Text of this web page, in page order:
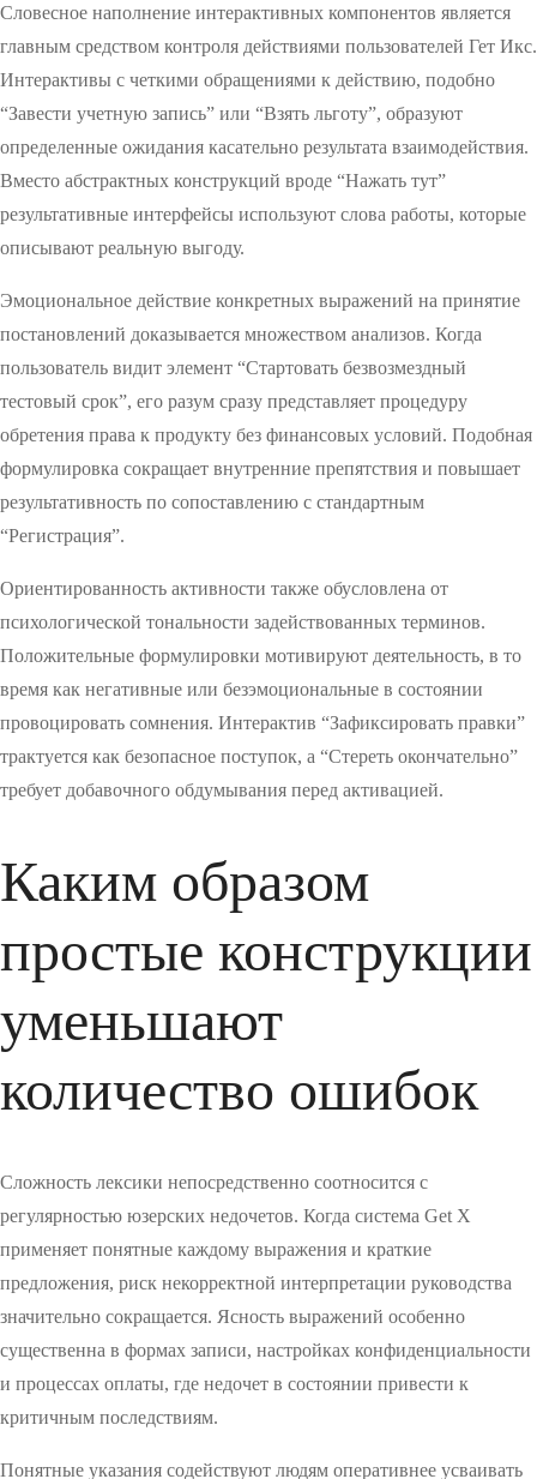
Словесное наполнение интерактивных компонентов является
главным средством контроля действиями пользователей Гет Икс.
Интерактивы с четкими обращениями к действию, подобно
“Завести учетную запись” или “Взять льготу”, образуют
определенные ожидания касательно результата взаимодействия.
Вместо абстрактных конструкций вроде “Нажать тут”
результативные интерфейсы используют слова работы, которые
описывают реальную выгоду.
Эмоциональное действие конкретных выражений на принятие
постановлений доказывается множеством анализов. Когда
пользователь видит элемент “Стартовать безвозмездный
тестовый срок”, его разум сразу представляет процедуру
обретения права к продукту без финансовых условий. Подобная
формулировка сокращает внутренние препятствия и повышает
результативность по сопоставлению с стандартным
“Регистрация”.
Ориентированность активности также обусловлена от
психологической тональности задействованных терминов.
Положительные формулировки мотивируют деятельность, в то
время как негативные или безэмоциональные в состоянии
провоцировать сомнения. Интерактив “Зафиксировать правки”
трактуется как безопасное поступок, а “Стереть окончательно”
требует добавочного обдумывания перед активацией.
Каким образом
простые конструкции
уменьшают
количество ошибок
Сложность лексики непосредственно соотносится с
регулярностью юзерских недочетов. Когда система Get X
применяет понятные каждому выражения и краткие
предложения, риск некорректной интерпретации руководства
значительно сокращается. Ясность выражений особенно
существенна в формах записи, настройках конфиденциальности
и процессах оплаты, где недочет в состоянии привести к
критичным последствиям.
Понятные указания содействуют людям оперативнее усваивать